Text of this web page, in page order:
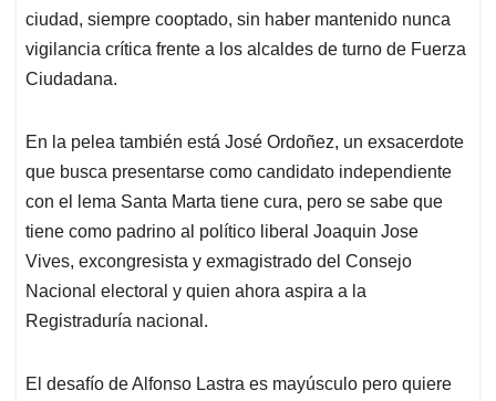
ciudad, siempre cooptado, sin haber mantenido nunca
vigilancia crítica frente a los alcaldes de turno de Fuerza
Ciudadana.
En la pelea también está José Ordoñez, un exsacerdote
que busca presentarse como candidato independiente
con el lema Santa Marta tiene cura, pero se sabe que
tiene como padrino al político liberal Joaquin Jose
Vives, excongresista y exmagistrado del Consejo
Nacional electoral y quien ahora aspira a la
Registraduría nacional.
El desafío de Alfonso Lastra es mayúsculo pero quiere